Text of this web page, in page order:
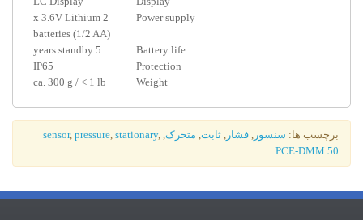
Power supply
2 x 3.6V Lithium
batteries (1/2 AA)
Battery life
5 years standby
Protection
IP65
Weight
ca. 300 g / < 1 lb
برچسب ها: سنسور , فشار , ثابت, متحرک,
sensor, pressure, stationary,
PCE-DMM 50